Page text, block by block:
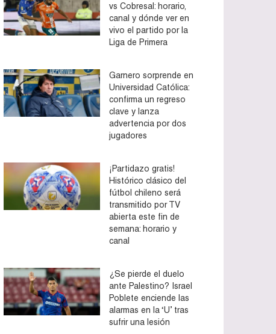
vs Cobresal: horario,
canal y dónde ver en
vivo el partido por la
Liga de Primera
Garnero sorprende en
Universidad Católica:
confirma un regreso
clave y lanza
advertencia por dos
jugadores
¡Partidazo gratis!
Histórico clásico del
fútbol chileno será
transmitido por TV
abierta este fin de
semana: horario y
canal
¿Se pierde el duelo
ante Palestino? Israel
Poblete enciende las
alarmas en la ‘U’ tras
sufrir una lesión